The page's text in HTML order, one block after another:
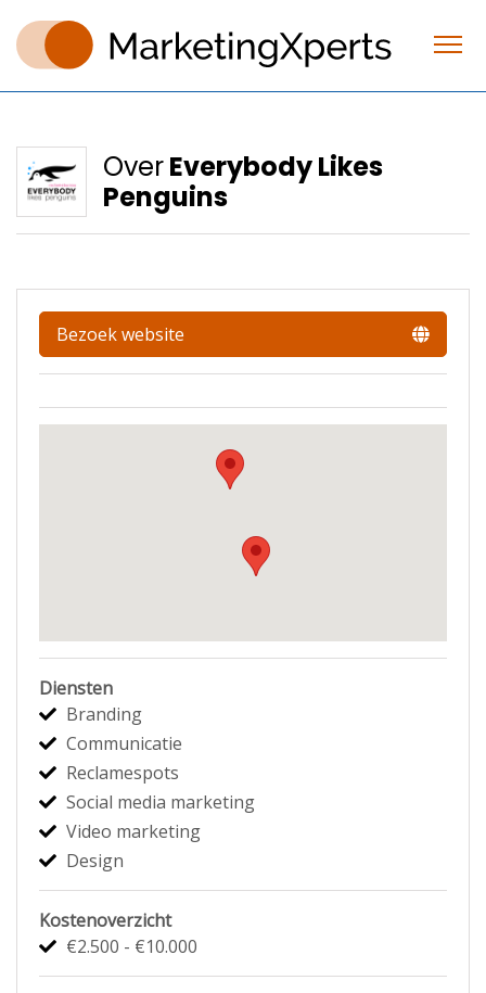
OverEverybody Likes
Penguins
Bezoek website
Diensten
Branding
Communicatie
Reclamespots
Social media marketing
Video marketing
Design
Kostenoverzicht
€2.500 - €10.000